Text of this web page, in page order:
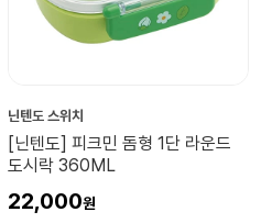
닌텐도 스위치
[닌텐도] 피크민 돔형 1단 라운드
도시락 360ML
22,000